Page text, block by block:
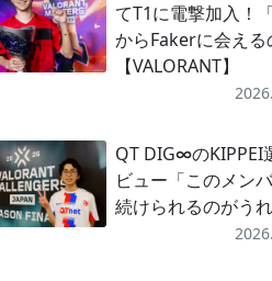
てT1に電撃加入！
からFakerに会える
【VALORANT】
QT DIG∞のKIPPEI
ビュー「このメン
続けられるのがうれ